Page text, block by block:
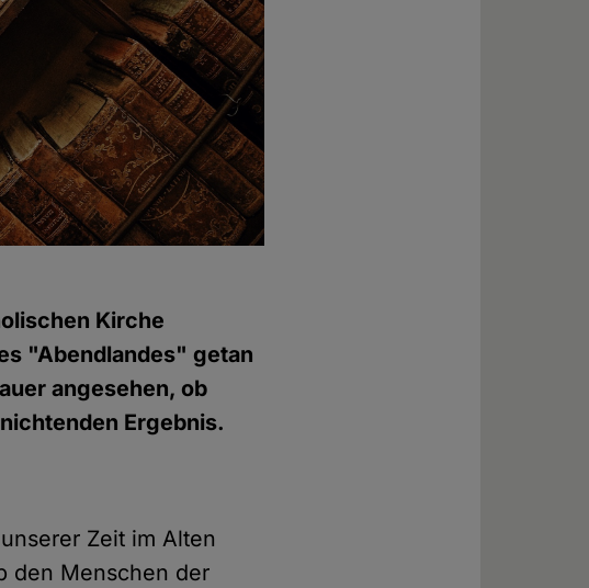
Kirche
"Abendlandes" getan
angesehen, ob
Ergebnis.
Zeit im Alten
den Menschen der